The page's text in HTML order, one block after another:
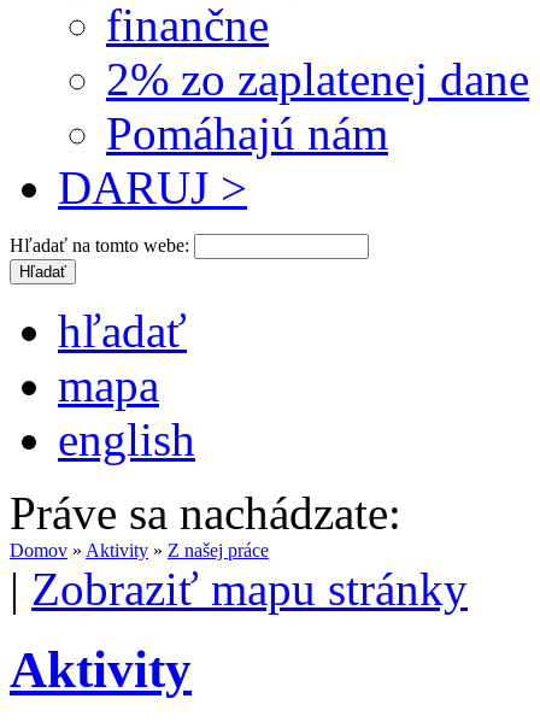
finančne
2% zo zaplatenej dane
Pomáhajú nám
DARUJ >
Hľadať na tomto webe:
hľadať
mapa
english
Práve sa nachádzate:
Domov » Aktivity » Z našej práce
| Zobraziť mapu stránky
Aktivity